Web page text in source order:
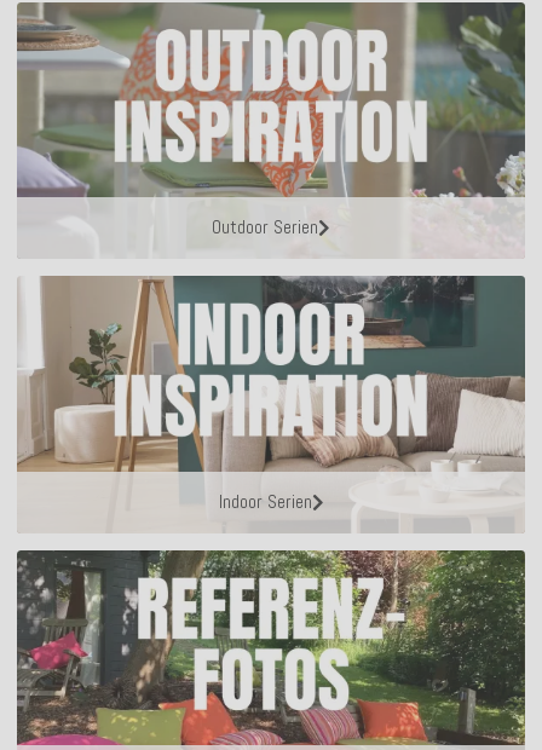
Outdoor Serien
Indoor Serien